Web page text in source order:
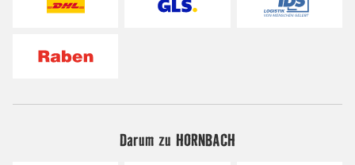
Darum zu HORNBACH